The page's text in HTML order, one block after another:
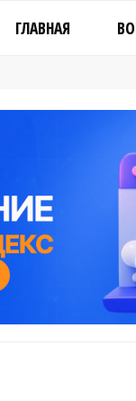
ГЛАВНАЯ